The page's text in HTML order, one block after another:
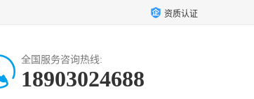
资质认证
全国服务咨询热线:
18903024688